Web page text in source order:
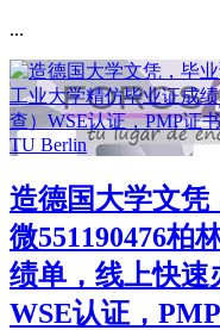
...
造德国大学文凭
微551190476柏
绩单，线上快速
WSE认证，